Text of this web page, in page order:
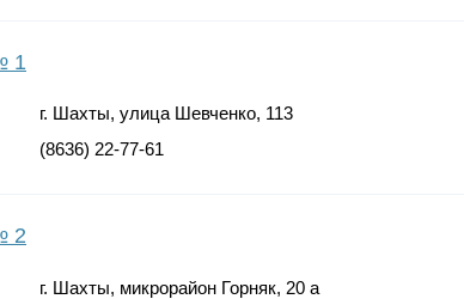
1
г. Шахты, улица Шевченко, 113
(8636) 22-77-61
2
г. Шахты, микрорайон Горняк, 20 а